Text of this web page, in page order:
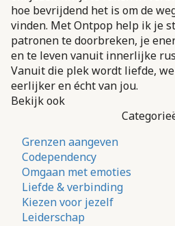
hoe bevrijdend het is om de
vinden. Met Ontpop help ik je
patronen te doorbreken, je
en te leven vanuit innerlijke
Vanuit die plek wordt liefde,
eerlijker en écht van jou.
Bekijk ook
Grenzen aangeven
Codependency
Omgaan met emoties
Liefde & verbinding
Kiezen voor jezelf
Leiderschap